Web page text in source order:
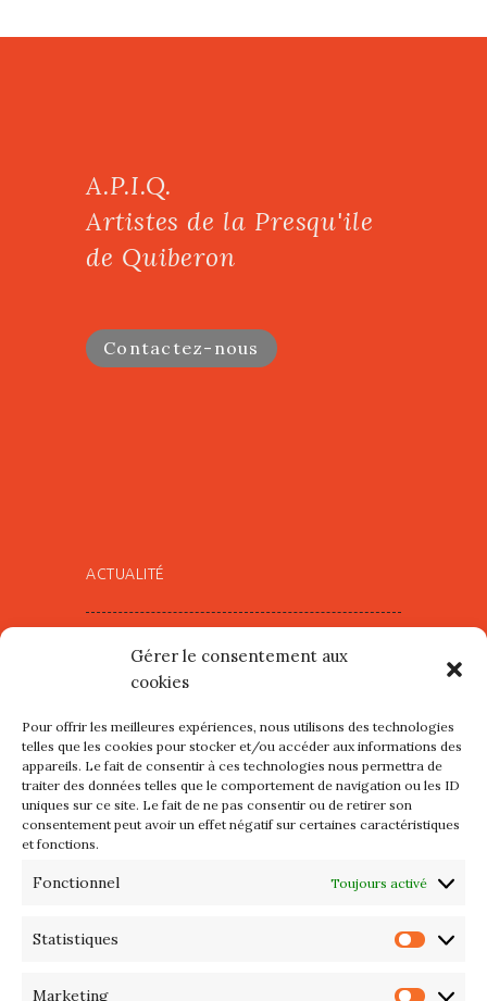
Gérer le consentement aux
cookies
Pour offrir les meilleures expériences, nous utilisons des technologies
telles que les cookies pour stocker et/ou accéder aux informations des
appareils. Le fait de consentir à ces technologies nous permettra de
traiter des données telles que le comportement de navigation ou les ID
uniques sur ce site. Le fait de ne pas consentir ou de retirer son
consentement peut avoir un effet négatif sur certaines caractéristiques
et fonctions.
Fonctionnel Toujours activé
Statistiques
Marketing
A.P.I.Q.
Artistes de la Presqu'ile
de Quiberon
Contactez-nous
ACTUALITÉ
mercredi 12 et jeudi 13 août
2026
Les petits formats du Port
d’Orange : Mercredi 22 juillet de
10h à 20h
2026 – Maison du Phare de